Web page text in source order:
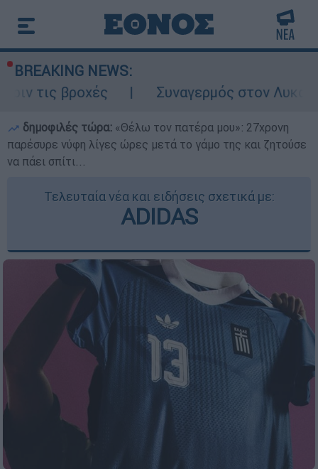
BREAKING NEWS:
Συναγερμός στον Λυκαβηττό:
δημοφιλές τώρα: «Θέλω τον πατέρα μου»: 27χρονη
παρέσυρε νύφη λίγες ώρες μετά το γάμο της και ζητούσε
να πάει σπίτι...
Τελευταία νέα και ειδήσεις σχετικά με:
ADIDAS